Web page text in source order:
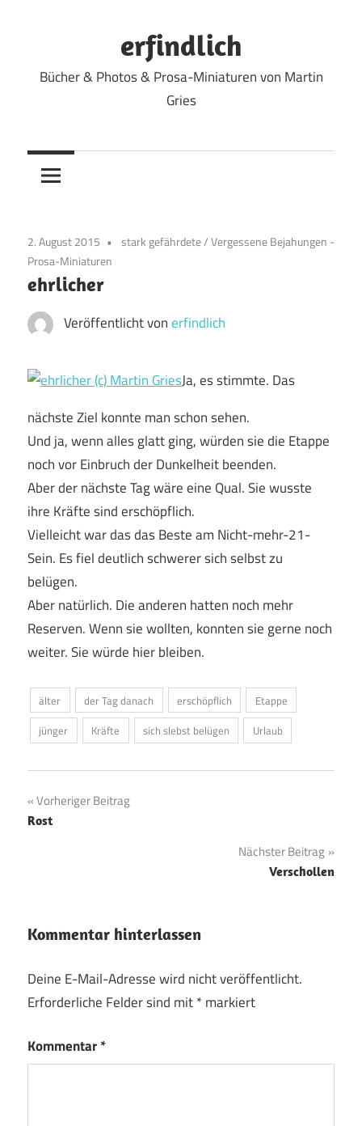
erfindlich
Bücher & Photos & Prosa-Miniaturen von Martin
Gries
2. August 2015 stark gefährdete/Vergessene Bejahungen -
Prosa-Miniaturen
ehrlicher
Veröffentlicht vonerfindlich
Ja, es stimmte. Das
nächste Ziel konnte man schon sehen.
Und ja, wenn alles glatt ging, würden sie die Etappe
noch vor Einbruch der Dunkelheit beenden.
Aber der nächste Tag wäre eine Qual. Sie wusste
ihre Kräfte sind erschöpflich.
Vielleicht war das das Beste am Nicht-mehr-21-
Sein. Es fiel deutlich schwerer sich selbst zu
belügen.
Aber natürlich. Die anderen hatten noch mehr
Reserven. Wenn sie wollten, konnten sie gerne noch
weiter. Sie würde hier bleiben.
älter der Tag danach erschöpflich
Etappe
jünger
Kräfte sich slebst belügen Urlaub
Beitragsnavigation
Vorheriger Beitrag
Rost
Nächster Beitrag
Verschollen
Kommentar hinterlassen
Deine E-Mail-Adresse wird nicht veröffentlicht.
Erforderliche Felder sind mit*markiert
Kommentar*